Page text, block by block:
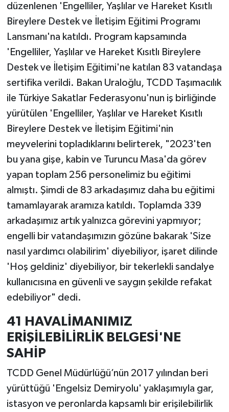
düzenlenen 'Engelliler, Yaşlılar ve Hareket Kısıtlı
Bireylere Destek ve İletişim Eğitimi Programı
Lansmanı'na katıldı. Program kapsamında
'Engelliler, Yaşlılar ve Hareket Kısıtlı Bireylere
Destek ve İletişim Eğitimi'ne katılan 83 vatandaşa
sertifika verildi. Bakan Uraloğlu, TCDD Taşımacılık
ile Türkiye Sakatlar Federasyonu'nun iş birliğinde
yürütülen 'Engelliler, Yaşlılar ve Hareket Kısıtlı
Bireylere Destek ve İletişim Eğitimi'nin
meyvelerini topladıklarını belirterek, "2023'ten
bu yana gişe, kabin ve Turuncu Masa'da görev
yapan toplam 256 personelimiz bu eğitimi
almıştı. Şimdi de 83 arkadaşımız daha bu eğitimi
tamamlayarak aramıza katıldı. Toplamda 339
arkadaşımız artık yalnızca görevini yapmıyor;
engelli bir vatandaşımızın gözüne bakarak 'Size
nasıl yardımcı olabilirim' diyebiliyor, işaret dilinde
'Hoş geldiniz' diyebiliyor, bir tekerlekli sandalye
kullanıcısına en güvenli ve saygın şekilde refakat
edebiliyor" dedi.
41 HAVALİMANIMIZ
ERİŞİLEBİLİRLİK BELGESİ'NE
SAHİP
TCDD Genel Müdürlüğü’nün 2017 yılından beri
yürüttüğü 'Engelsiz Demiryolu' yaklaşımıyla gar,
istasyon ve peronlarda kapsamlı bir erişilebilirlik